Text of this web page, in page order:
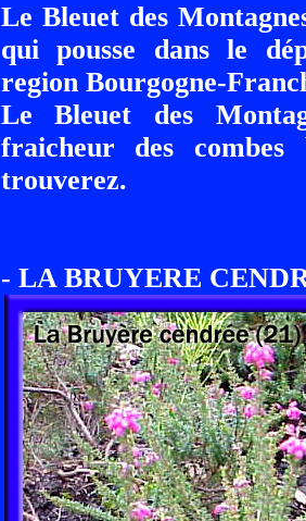
Le Bleuet des
qui pousse dans le
region Bourgogne-
Le Bleuet des
fraicheur des
trouverez.
- LA BRUYERE